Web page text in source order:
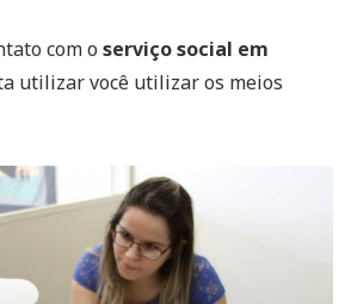
com o serviço social em
utilizar você utilizar os meios